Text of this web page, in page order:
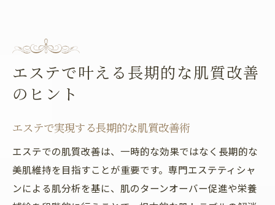
エステで叶える長期的な肌質改善
のヒント
エステで実現する長期的な肌質改善術
エステでの肌質改善は、一時的な効果ではなく長期的な
美肌維持を目指すことが重要です。専門エステティシャ
ンによる肌分析を基に、肌のターンオーバー促進や栄養